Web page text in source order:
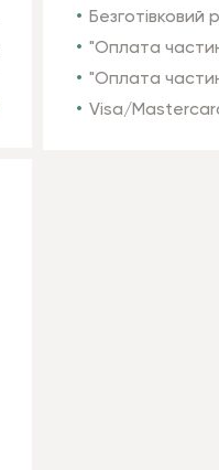
Безготівковий
"Оплата
"Оплата
Visa/